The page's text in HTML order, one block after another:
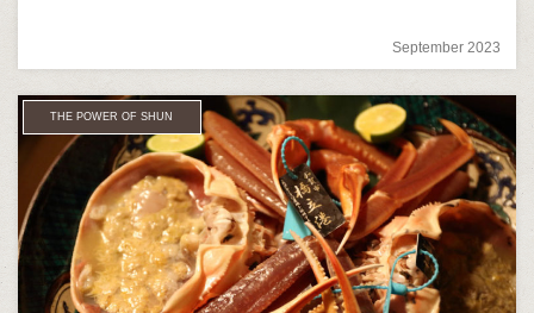
September 2023
THE POWER OF SHUN